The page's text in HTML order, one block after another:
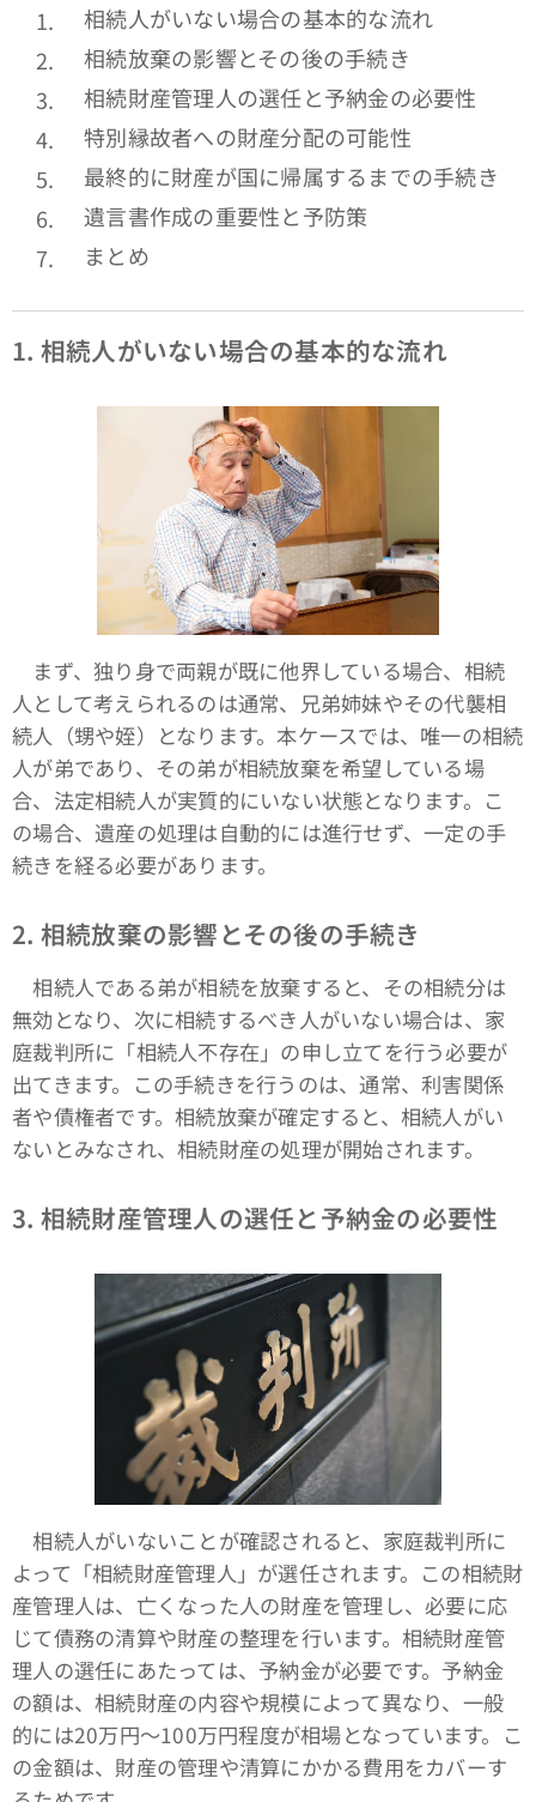
相続人がいない場合の基本的な流れ
相続放棄の影響とその後の手続き
相続財産管理人の選任と予納金の必要性
特別縁故者への財産分配の可能性
最終的に財産が国に帰属するまでの手続き
遺言書作成の重要性と予防策
まとめ
1. 相続人がいない場合の基本的な流れ
まず、独り身で両親が既に他界している場合、相続
人として考えられるのは通常、兄弟姉妹やその代襲相
続人（甥や姪）となります。本ケースでは、唯一の相続
人が弟であり、その弟が相続放棄を希望している場
合、法定相続人が実質的にいない状態となります。こ
の場合、遺産の処理は自動的には進行せず、一定の手
続きを経る必要があります。
2. 相続放棄の影響とその後の手続き
相続人である弟が相続を放棄すると、その相続分は
無効となり、次に相続するべき人がいない場合は、家
庭裁判所に「相続人不存在」の申し立てを行う必要が
出てきます。この手続きを行うのは、通常、利害関係
者や債権者です。相続放棄が確定すると、相続人がい
ないとみなされ、相続財産の処理が開始されます。
3. 相続財産管理人の選任と予納金の必要性
相続人がいないことが確認されると、家庭裁判所に
よって「相続財産管理人」が選任されます。この相続財
産管理人は、亡くなった人の財産を管理し、必要に応
じて債務の清算や財産の整理を行います。相続財産管
理人の選任にあたっては、予納金が必要です。予納金
の額は、相続財産の内容や規模によって異なり、一般
的には20万円〜100万円程度が相場となっています。こ
の金額は、財産の管理や清算にかかる費用をカバーす